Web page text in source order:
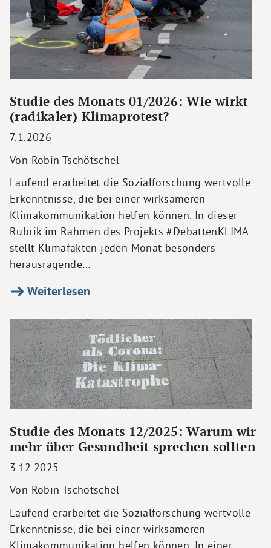
Studie des Monats 01/2026: Wie wirkt
(radikaler) Klimaprotest?
7.1.2026
Von Robin Tschötschel
Laufend erarbeitet die Sozialforschung wertvolle
Erkenntnisse, die bei einer wirksameren
Klimakommunikation helfen können. In dieser
Rubrik im Rahmen des Projekts #DebattenKLIMA
stellt Klimafakten jeden Monat besonders
herausragende…
Weiterlesen
Studie des Monats 12/2025: Warum wir
mehr über Gesundheit sprechen sollten
3.12.2025
Von Robin Tschötschel
Laufend erarbeitet die Sozialforschung wertvolle
Erkenntnisse, die bei einer wirksameren
Klimakommunikation helfen können. In einer